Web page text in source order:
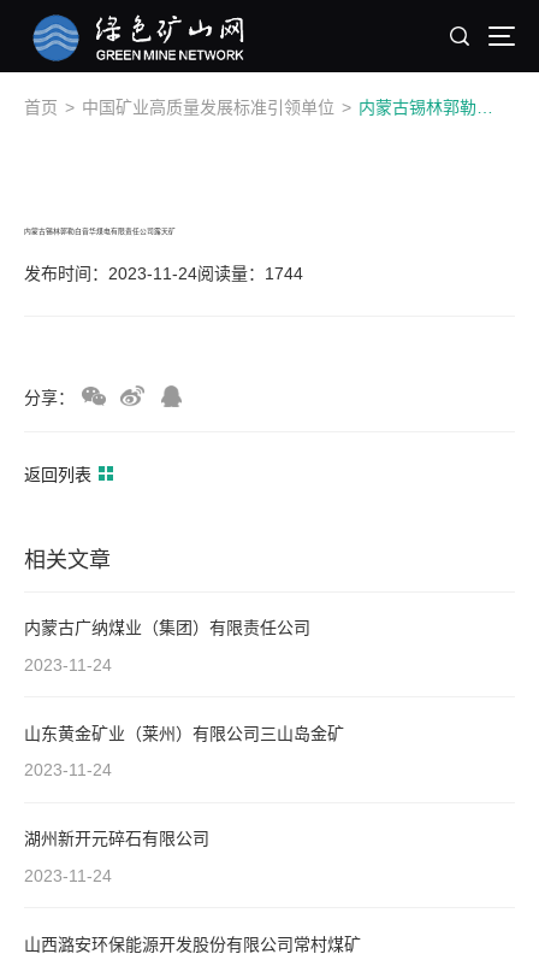
首页 > 中国矿业高质量发展标准引领单位 >
内蒙古锡林郭勒白音华煤电有限责任公司露天矿
发布时间：2023-11-24阅读量：1744
分享：
返回列表
相关文章
内蒙古广纳煤业（集团）有限责任公司
2023-11-24
山东黄金矿业（莱州）有限公司三山岛金矿
2023-11-24
湖州新开元碎石有限公司
2023-11-24
山西潞安环保能源开发股份有限公司常村煤矿